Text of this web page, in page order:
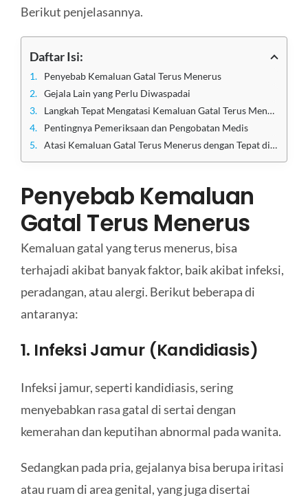
Berikut penjelasannya.
Daftar Isi:
Penyebab Kemaluan Gatal Terus Menerus
Gejala Lain yang Perlu Diwaspadai
Langkah Tepat Mengatasi Kemaluan Gatal Terus Menerus
Pentingnya Pemeriksaan dan Pengobatan Medis
Atasi Kemaluan Gatal Terus Menerus dengan Tepat di Klinik Utama Sentosa
Penyebab Kemaluan
Gatal Terus Menerus
Kemaluan gatal yang terus menerus, bisa
terhajadi akibat banyak faktor, baik akibat infeksi,
peradangan, atau alergi. Berikut beberapa di
antaranya:
1. Infeksi Jamur (Kandidiasis)
Infeksi jamur, seperti kandidiasis, sering
menyebabkan rasa gatal di sertai dengan
kemerahan dan keputihan abnormal pada wanita.
Sedangkan pada pria, gejalanya bisa berupa iritasi
atau ruam di area genital, yang juga disertai